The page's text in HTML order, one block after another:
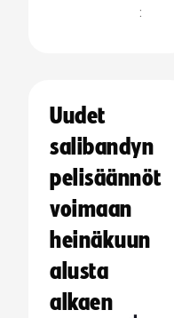
:
Uudet
salibandyn
pelisäännöt
voimaan
heinäkuun
alusta
alkaen